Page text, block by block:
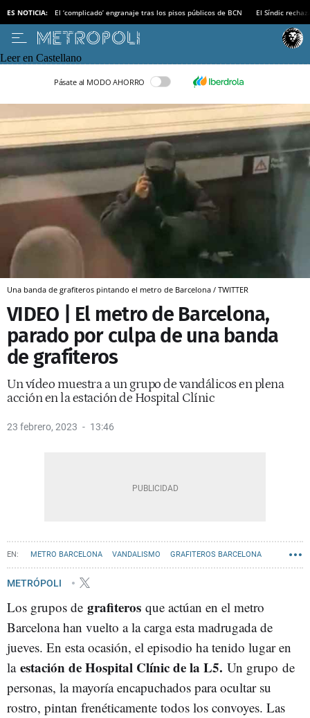
ES NOTICIA: El ‘complicado’ engranaje tras los pisos públicos de BCN El Síndic
Leer en Castellano
Pásate al MODO AHORRO
Una banda de grafiteros pintando el metro de Barcelona / TWITTER
VIDEO | El metro de Barcelona,
parado por culpa de una banda
de grafiteros
Un vídeo muestra a un grupo de vandálicos en plena
acción en la estación de Hospital Clínic
23 febrero, 2023 13:46
METRO BARCELONA VANDALISMO GRAFITEROS BARCELONA
METRÓPOLI
Los grupos de grafiteros que actúan en el metro
Barcelona han vuelto a la carga esta madrugada de
jueves. En esta ocasión, el episodio ha tenido lugar en
laestación de Hospital Clínic de la L5. Un grupo de
personas, la mayoría encapuchados para ocultar su
rostro, pintan frenéticamente todos los convoyes. Las